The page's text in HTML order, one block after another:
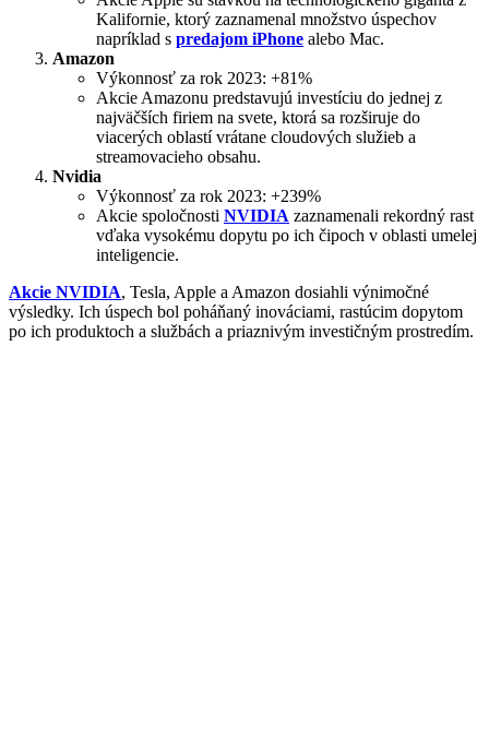
Kalifornie, ktorý zaznamenal množstvo úspechov
napríklad s predajom iPhone alebo Mac.
Amazon
Výkonnosť za rok 2023: +81%
Akcie Amazonu predstavujú investíciu do jednej z
najväčších firiem na svete, ktorá sa rozširuje do
viacerých oblastí vrátane cloudových služieb a
streamovacieho obsahu.
Nvidia
Výkonnosť za rok 2023: +239%
Akcie spoločnosti NVIDIA zaznamenali rekordný rast
vďaka vysokému dopytu po ich čipoch v oblasti umelej
inteligencie.
Akcie NVIDIA, Tesla, Apple a Amazon dosiahli výnimočné
výsledky. Ich úspech bol poháňaný inováciami, rastúcim dopytom
po ich produktoch a službách a priaznivým investičným prostredím.